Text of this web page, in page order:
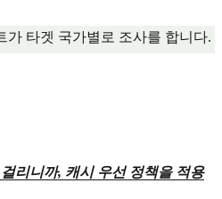
가 타겟 국가별로 조사를 합니다.
리니까, 캐시 우선 정책을 적용